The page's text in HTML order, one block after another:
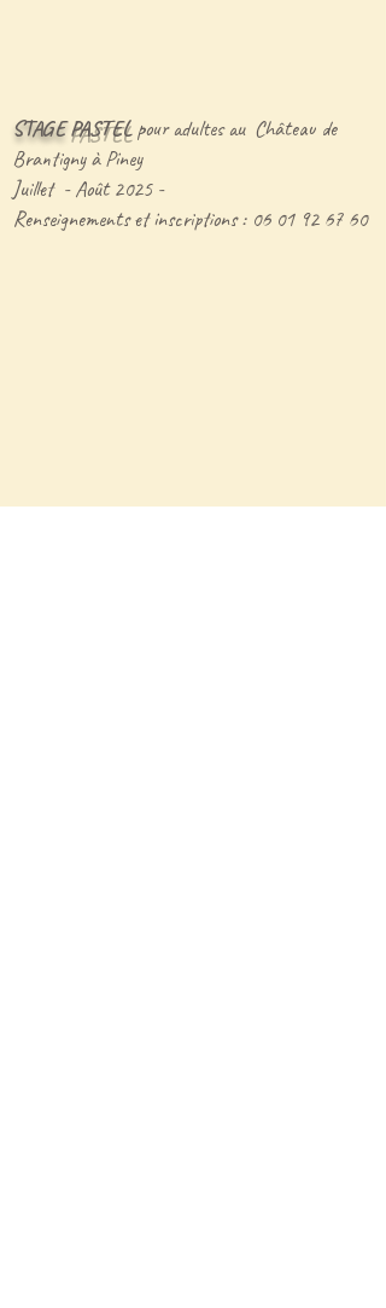
STAGEPASTEL pour adultes au Château de
Brantigny à Piney
Juillet - Août 2025 -
Renseignements et inscriptions : 06 01 92 67 60